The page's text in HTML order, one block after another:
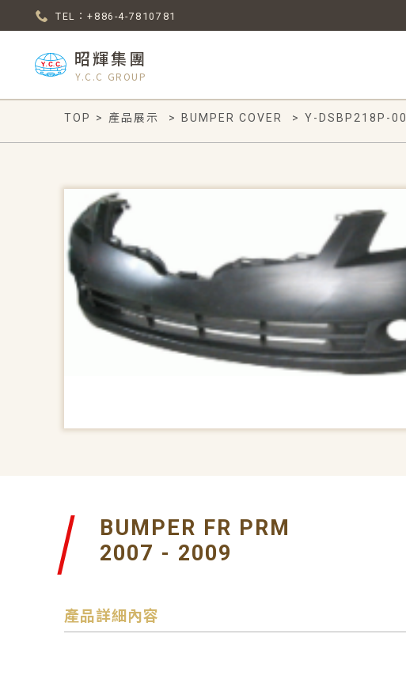
TEL：+886-4-7810781
昭輝集團
Y.C.C GROUP
TOP > 產品展示 > BUMPER COVER > Y-DSBP218P-00
BUMPER FR PRM
2007 - 2009
產品詳細內容